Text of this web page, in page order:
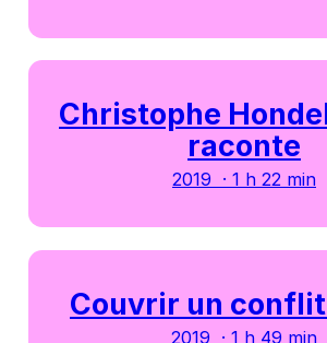
Christophe
raconte
2019 · 1 h 22 min
Couvrir un
2019 · 1 h 49 min